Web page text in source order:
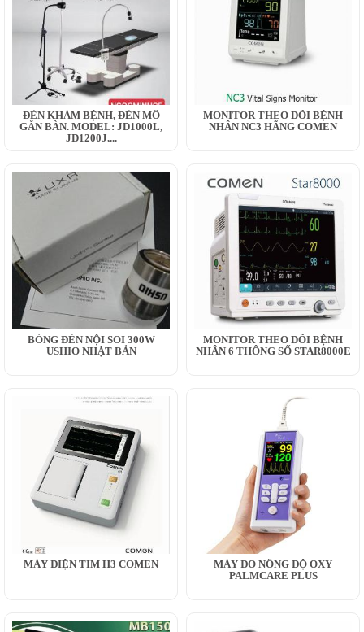
ĐÈN KHÁM BỆNH, ĐÈN MỔ
GẮN BÀN. MODEL: JD1000L,
JD1200J,...
MONITOR THEO DÕI BỆNH
NHÂN NC3 HÃNG COMEN
BÓNG ĐÈN NỘI SOI 300W
USHIO NHẬT BẢN
MONITOR THEO DÕI BỆNH
NHÂN 6 THÔNG SỐ STAR8000E
MÁY ĐIỆN TIM H3 COMEN
MÁY ĐO NỒNG ĐỘ OXY
PALMCARE PLUS